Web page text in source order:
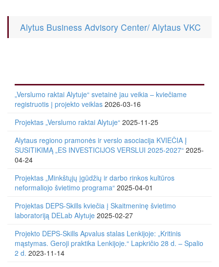
Alytus Business Advisory Center/ Alytaus VKC
„Verslumo raktai Alytuje“ svetainė jau veikia – kviečiame
registruotis į projekto veiklas 2026-03-16
Projektas „Verslumo raktai Alytuje“ 2025-11-25
Alytaus regiono pramonės ir verslo asociacija KVIEČIA Į
SUSITIKIMĄ „ES INVESTICIJOS VERSLUI 2025-2027“ 2025-
04-24
Projektas „Minkštųjų įgūdžių ir darbo rinkos kultūros
neformaliojo švietimo programa“ 2025-04-01
Projektas DEPS-Skills kviečia į Skaitmeninę švietimo
laboratoriją DELab Alytuje 2025-02-27
Projekto DEPS-Skills Apvalus stalas Lenkijoje: „Kritinis
mąstymas. Geroji praktika Lenkijoje.“ Lapkričio 28 d. – Spalio
2 d. 2023-11-14